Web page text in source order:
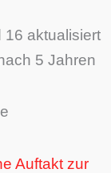
16 aktualisiert
5 Jahren
Auftakt zur